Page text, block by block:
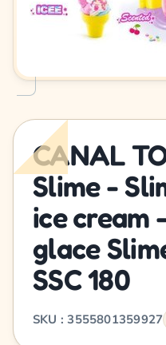
CANAL
Slime -
ice cream
glace
SSC 180
SKU : 3555801359927